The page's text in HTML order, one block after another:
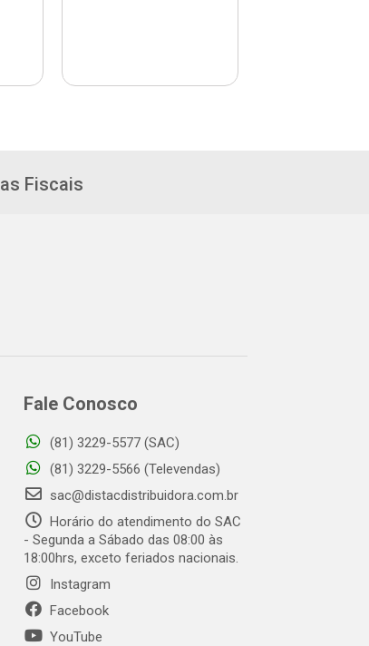
Fiscais
Fale Conosco
(81) 3229-5577 (SAC)
(81) 3229-5566 (Televendas)
sac@distacdistribuidora.com.br
Horário do atendimento do SAC
- Segunda a Sábado das 08:00 às
18:00hrs, exceto feriados nacionais.
Instagram
Facebook
YouTube